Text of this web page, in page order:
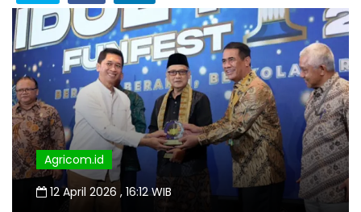
Agricom.id
12 April 2026 , 16:12 WIB